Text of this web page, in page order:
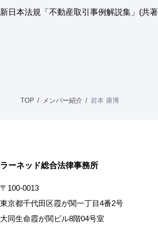
新日本法規「不動産取引事例解説集」(共
TOP メンバー紹介 岩本 康博
ラーネッド総合法律事務所
〒100-0013
東京都千代田区霞が関一丁目4番2号
大同生命霞が関ビル8階04号室